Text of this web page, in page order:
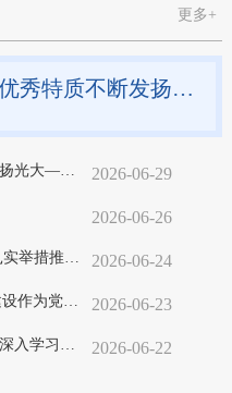
更多+
新华社评论员：把党的优秀特质不断发扬光大——论学习贯彻习近平总书记在庆祝中国共产党成立105周年大会重要讲话
永远把伟大建党精神继承下去、发扬光大——习近平总书记引领弘扬光荣传统、赓续红色血脉 2026-06-29
2026-06-26
习近平在山东德州考察时强调 以扎实举措推进农业农村现代化 用勤劳和智慧创造更加美好生活 2026-06-24
总书记的人民情怀 | “把党的政治建设作为党的根本性建设” 2026-06-23
坚持用党的创新理论凝心铸魂——深入学习贯彻习近平党建思想系列述评之六 2026-06-22